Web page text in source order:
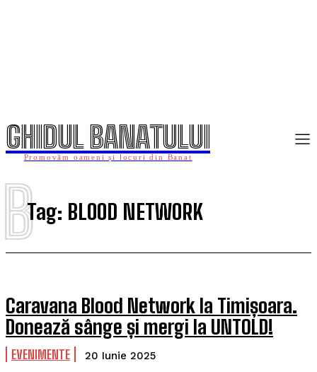
GHIDUL BANATULUI
Promovăm oameni și locuri din Banat
Tag: BLOOD NETWORK
B
Caravana Blood Network la Timișoara.
Donează sânge și mergi la UNTOLD!
EVENIMENTE 20 Iunie 2025